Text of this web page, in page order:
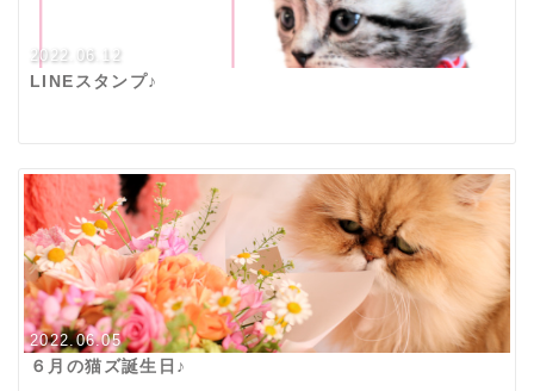
2022.06.12
LINEスタンプ♪
2022.06.05
６月の猫ズ誕生日♪